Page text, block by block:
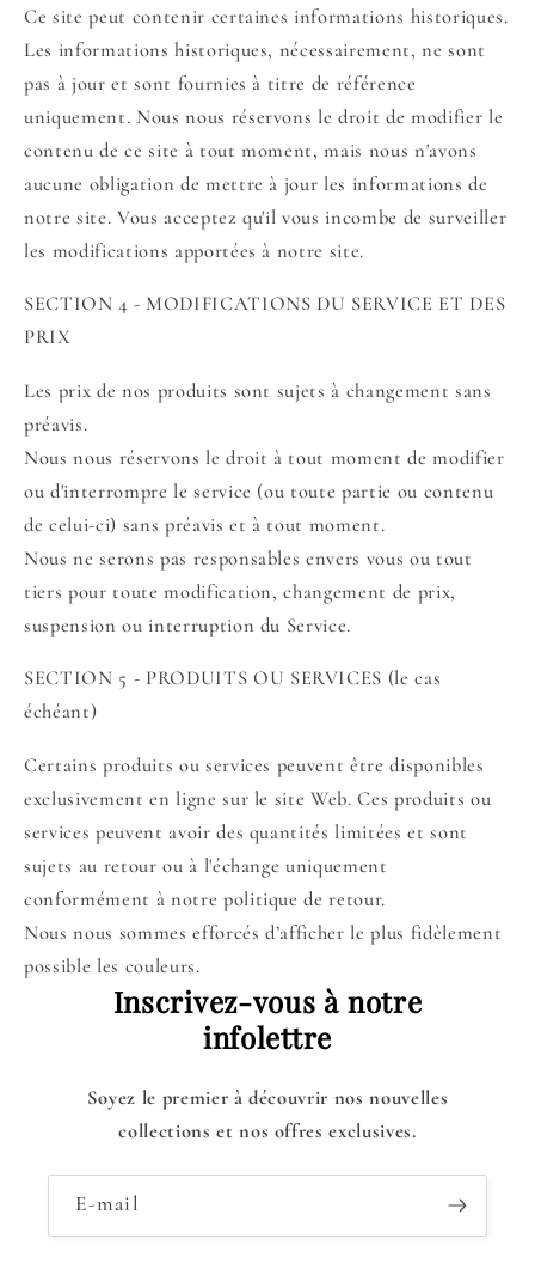
Ce site peut contenir certaines informations historiques.
Les informations historiques, nécessairement, ne sont
pas à jour et sont fournies à titre de référence
uniquement. Nous nous réservons le droit de modifier le
contenu de ce site à tout moment, mais nous n'avons
aucune obligation de mettre à jour les informations de
notre site. Vous acceptez qu'il vous incombe de surveiller
les modifications apportées à notre site.
SECTION 4 - MODIFICATIONS DU SERVICE ET DES
PRIX
Les prix de nos produits sont sujets à changement sans
préavis.
Nous nous réservons le droit à tout moment de modifier
ou d'interrompre le service (ou toute partie ou contenu
de celui-ci) sans préavis et à tout moment.
Nous ne serons pas responsables envers vous ou tout
tiers pour toute modification, changement de prix,
suspension ou interruption du Service.
SECTION 5 - PRODUITS OU SERVICES (le cas
échéant)
Certains produits ou services peuvent être disponibles
exclusivement en ligne sur le site Web. Ces produits ou
services peuvent avoir des quantités limitées et sont
sujets au retour ou à l'échange uniquement
conformément à notre politique de retour.
Nous nous sommes efforcés d’afficher le plus fidèlement
possible les couleurs.
Inscrivez-vous à notre
infolettre
Soyez le premier à découvrir nos nouvelles
collections et nos offres exclusives.
E-mail